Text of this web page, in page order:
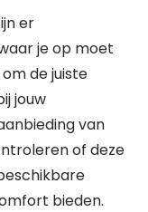
er
je op moet
de juiste
jouw
van
of deze
bieden.